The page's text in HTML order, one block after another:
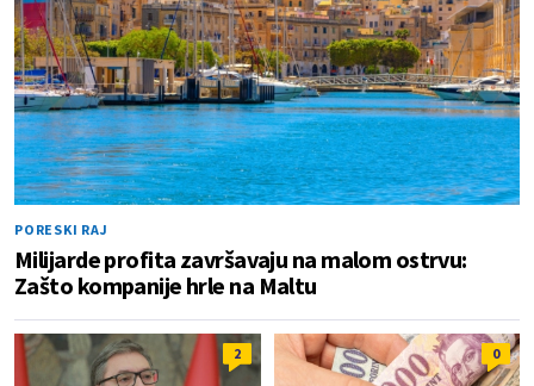
PORESKI RAJ
Milijarde profita završavaju na malom ostrvu:
Zašto kompanije hrle na Maltu
2 0